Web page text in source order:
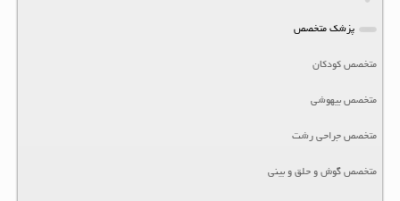
پزشک متخصص
متخصص کودکان
متخصص بیهوشی
متخصص جراحی رشت
متخصص گوش و حلق و بینی